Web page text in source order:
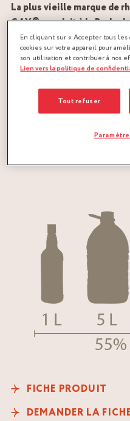
La plus vieille marque de
GAY®, produit à la
L’attention apportée à son
secret de son incontestable
enrichir les nappes
Barbade, le plus fin du
FICHE PRODUIT
DEMANDER LA
En cliquant sur « Accepter tous les
cookies sur votre appareil pour
son utilisation et contribuer à nos
Lien vers la politique de
Tout refuser